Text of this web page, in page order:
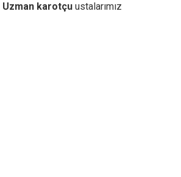
Uzman karotçu ustalarımız